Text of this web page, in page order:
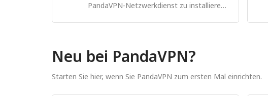
PandaVPN-Netzwerkdienst zu installieren
Neu bei PandaVPN?
Starten Sie hier, wenn Sie PandaVPN zum ersten Mal einrichten.